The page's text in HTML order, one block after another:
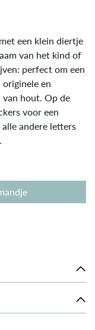
een klein diertje
van het kind of
perfect om een
en
hout. Op de
voor een
andere letters